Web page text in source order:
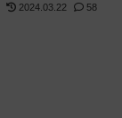
2024.03.22 58